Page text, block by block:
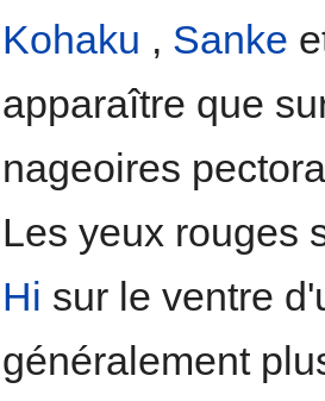
Kohaku , Sanke
apparaître que
nageoires
Les yeux rouges
Hi sur ​​le ventre
généralement